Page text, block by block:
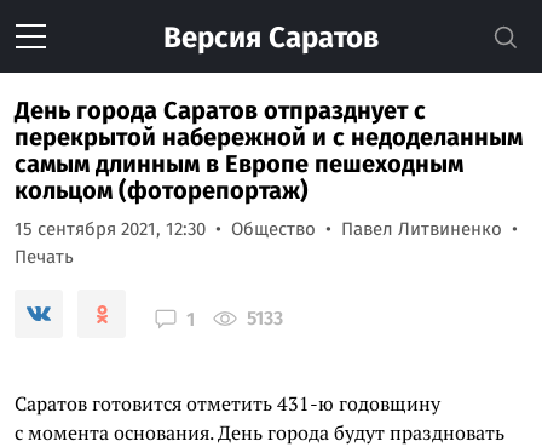
Версия Саратов
День города Саратов отпразднует с
перекрытой набережной и с недоделанным
самым длинным в Европе пешеходным
кольцом (фоторепортаж)
15 сентября 2021, 12:30 Общество
Павел Литвиненко
Печать
1 5133
Саратов готовится отметить 431-ю годовщину
с момента основания. День города будут праздновать